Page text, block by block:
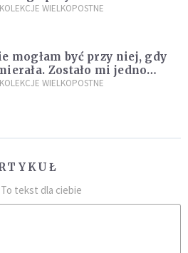
umarł?
WIELKOPOSTNE
mogłam być przy niej, gdy
Zostało mi jedno
[Siedem Boleści]
WIELKOPOSTNE
tekst dla ciebie